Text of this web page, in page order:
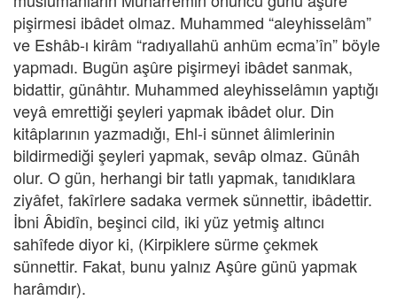
pişirmesi ibâdet olmaz. Muhammed “aleyhisselâm”
ve Eshâb-ı kirâm “radıyallahü anhüm ecma’în” böyle
yapmadı. Bugün aşûre pişirmeyi ibâdet sanmak,
bidattir, günâhtır. Muhammed aleyhisselâmın yaptığı
veyâ emrettiği şeyleri yapmak ibâdet olur. Din
kitâplarının yazmadığı, Ehl-i sünnet âlimlerinin
bildirmediği şeyleri yapmak, sevâp olmaz. Günâh
olur. O gün, herhangi bir tatlı yapmak, tanıdıklara
ziyâfet, fakîrlere sadaka vermek sünnettir, ibâdettir.
İbni Âbidîn, beşinci cild, iki yüz yetmiş altıncı
sahîfede diyor ki, (Kirpiklere sürme çekmek
sünnettir. Fakat, bunu yalnız Aşûre günü yapmak
harâmdır).